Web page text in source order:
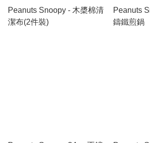
Peanuts Snoopy - 木槳棉清
潔布(2件裝)
Peanuts
鑄鐵煎鍋